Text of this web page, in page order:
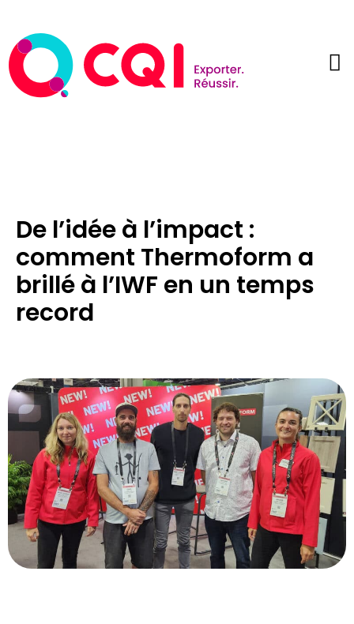
De l’idée à l’impact :
comment Thermoform a
brillé à l’IWF en un temps
record